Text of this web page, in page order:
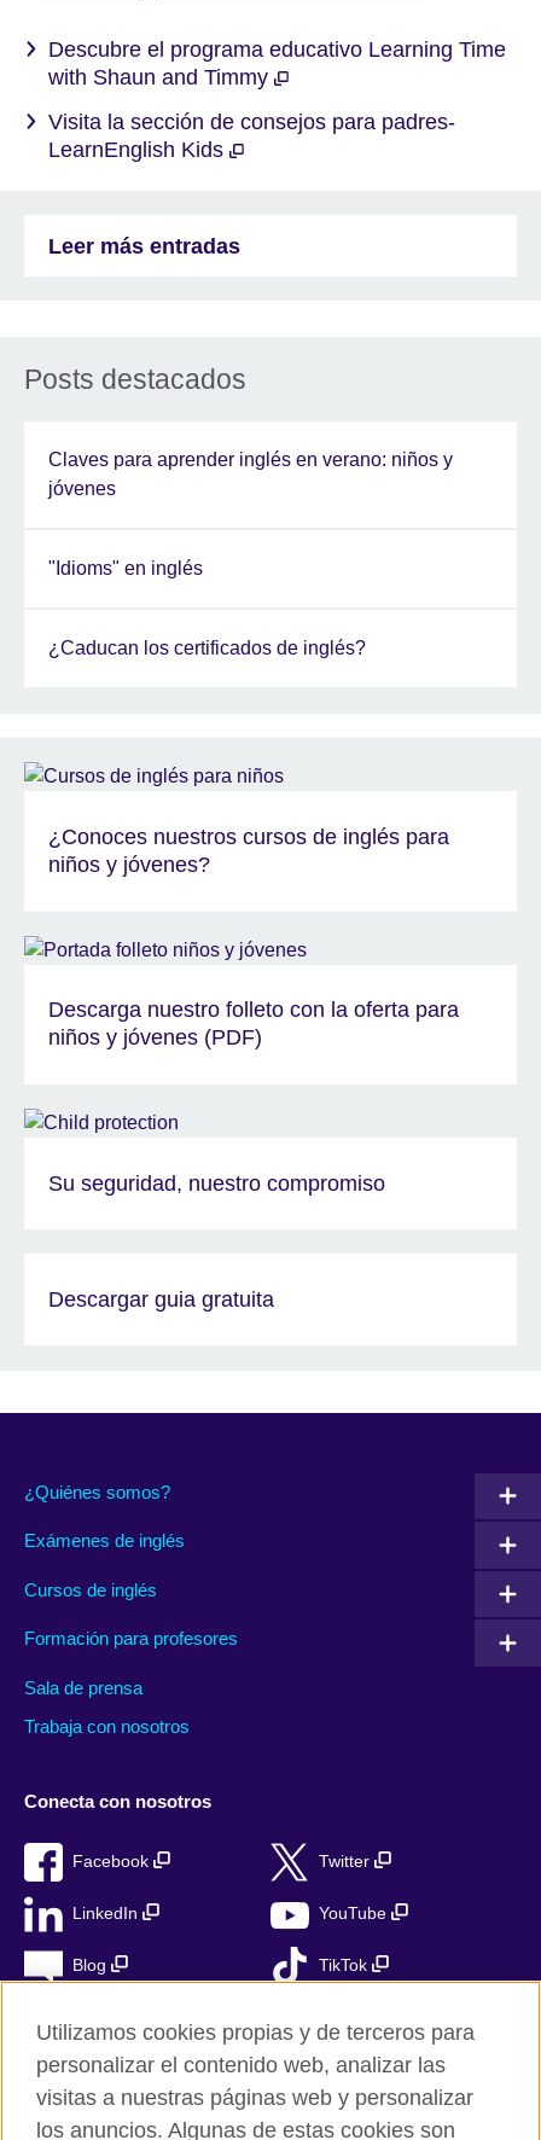
Descubre el programa educativo Learning Time
with Shaun and Timmy
Visita la sección de consejos para padres-
LearnEnglish Kids
Leer más entradas
Posts destacados
Claves para aprender inglés en verano: niños y
jóvenes
"Idioms" en inglés
¿Caducan los certificados de inglés?
¿Conoces nuestros cursos de inglés para
niños y jóvenes?
Descarga nuestro folleto con la oferta para
niños y jóvenes (PDF)
Su seguridad, nuestro compromiso
Descargar guia gratuita
¿Quiénes somos?
Exámenes de inglés
Cursos de inglés
Formación para profesores
Sala de prensa
Trabaja con nosotros
Conecta con nosotros
Facebook Twitter
LinkedIn YouTube
Blog TikTok
British Council Global
Privacidad
Utilizamos cookies propias y de terceros para
personalizar el contenido web, analizar las
visitas a nuestras páginas web y personalizar
los anuncios. Algunas de estas cookies son